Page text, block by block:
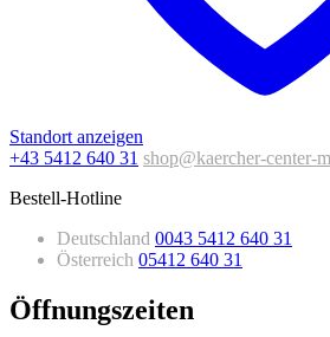
Standort anzeigen
+43 5412 640 31 shop@kaercher-center-
Bestell-Hotline
Deutschland 0043 5412 640 31
Österreich 05412 640 31
Öffnungszeiten